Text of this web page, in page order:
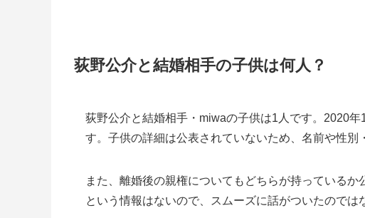
荻野公介と結婚相手の子供は何人？
荻野公介と結婚相手・miwaの子供は1人です。2020
す。子供の詳細は公表されていないため、名前や性別
また、離婚後の親権についてもどちらが持っている
という情報はないので、スムーズに話がついたのでは